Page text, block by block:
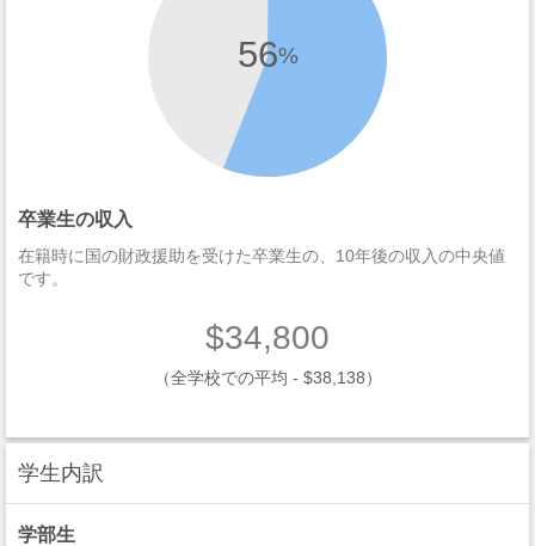
56%
卒業生の収入
在籍時に国の財政援助を受けた卒業生の、10年後の収入の中央値
です。
$34,800
（全学校での平均 - $38,138）
学生内訳
学部生